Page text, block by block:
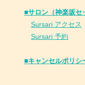
■サロン（神楽坂セ
Sursari アクセス
Sursari 予約
​■キャンセルポリシ